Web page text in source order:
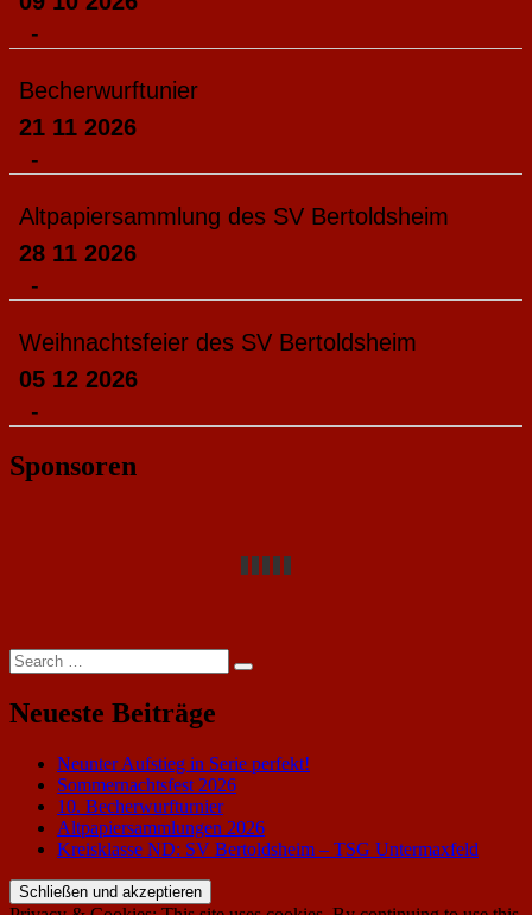
-
Becherwurftunier
21 11 2026
-
Altpapiersammlung des SV Bertoldsheim
28 11 2026
-
Weihnachtsfeier des SV Bertoldsheim
05 12 2026
-
Sponsoren
Search
for:
Search
Neueste Beiträge
Neunter Aufstieg in Serie perfekt!
Sommernachtsfest 2026
10. Becherwurfturnier
Altpapiersammlungen 2026
Kreisklasse ND: SV Bertoldsheim – TSG Untermaxfeld